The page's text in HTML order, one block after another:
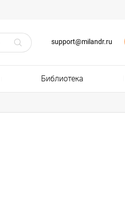
support@milandr.ru
Библиотека